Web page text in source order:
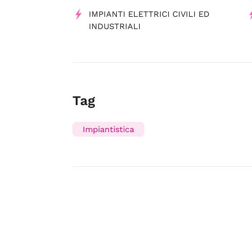
IMPIANTI ELETTRICI CIVILI ED
INDUSTRIALI
Tag
Impiantistica